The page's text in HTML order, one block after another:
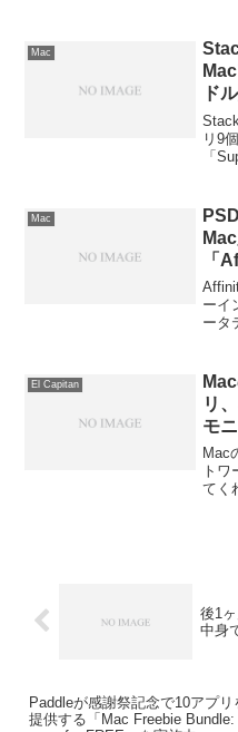
Mac
ド
リ9
「
Mac
「
ス
ーイ
ータ
El Capitan
リ
モ
「
ス。
Mac
トワ
てく
後1
中身
Paddleが感謝祭記念で10アプリ
提供する「Mac Freebie Bundle: